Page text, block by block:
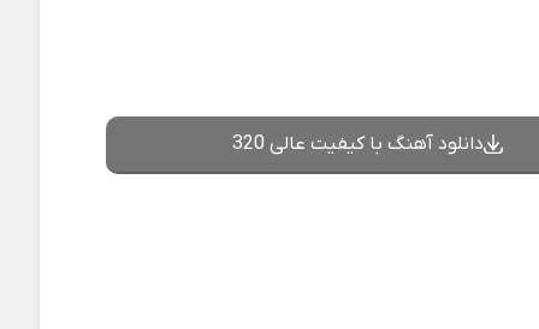
دانلود آهنگ با کیفیت عالی 320